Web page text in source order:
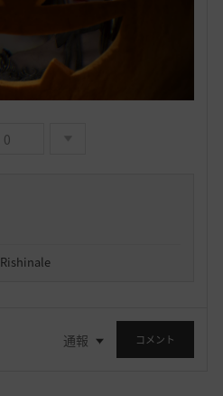
0
Rishinale
通報 コメント